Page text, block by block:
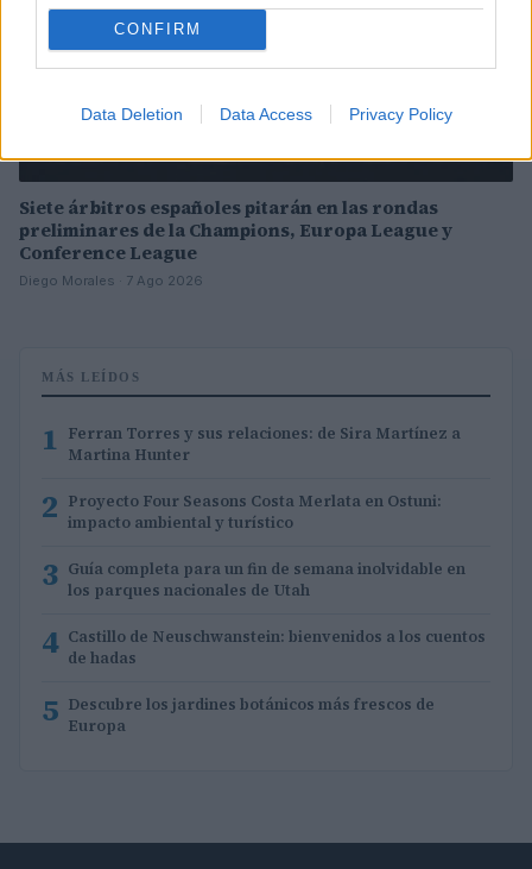
CONFIRM
Data Deletion Data Access Privacy Policy
Siete árbitros españoles pitarán en las rondas
preliminares de la Champions, Europa League y
Conference League
Diego Morales · 7 Ago 2026
MÁS LEÍDOS
1 Ferran Torres y sus relaciones: de Sira Martínez a
Martina Hunter
2 Proyecto Four Seasons Costa Merlata en Ostuni:
impacto ambiental y turístico
3 Guía completa para un fin de semana inolvidable en
los parques nacionales de Utah
4 Castillo de Neuschwanstein: bienvenidos a los cuentos
de hadas
5 Descubre los jardines botánicos más frescos de
Europa